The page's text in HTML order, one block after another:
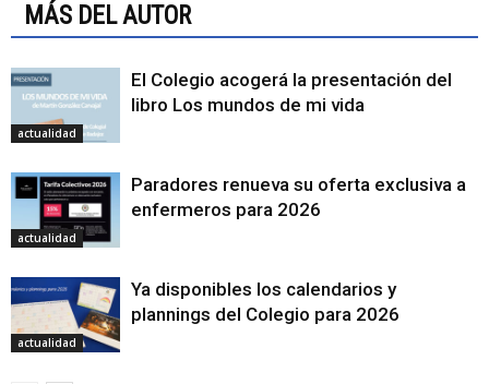
MÁS DEL AUTOR
actualidad
El Colegio acogerá la presentación del
libro Los mundos de mi vida
actualidad
Paradores renueva su oferta exclusiva a
enfermeros para 2026
actualidad
Ya disponibles los calendarios y
plannings del Colegio para 2026